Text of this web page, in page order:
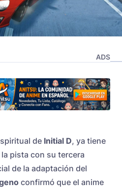
ADS
de Initial D, ya tiene
pista con su tercera
de la adaptación del
confirmó que el anime